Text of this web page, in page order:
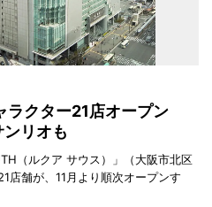
ラクター21店オープン
リオも
（ルクア サウス）」（大阪市北区
店舗が、11月より順次オープンす